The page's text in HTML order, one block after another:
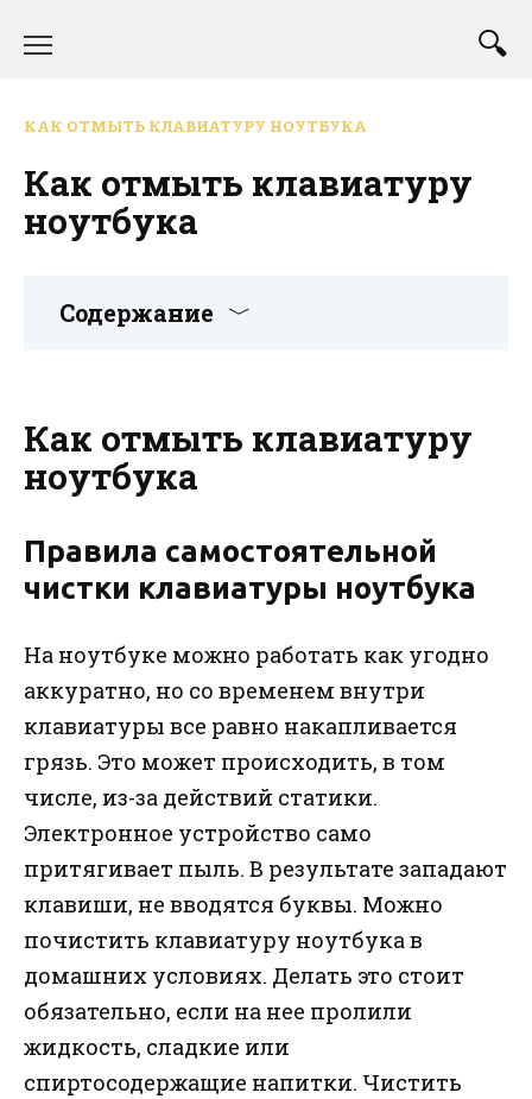
КАК ОТМЫТЬ КЛАВИАТУРУ НОУТБУКА
Как отмыть клавиатуру
ноутбука
Содержание
Как отмыть клавиатуру
ноутбука
Правила самостоятельной
чистки клавиатуры ноутбука
На ноутбуке можно работать как угодно
аккуратно, но со временем внутри
клавиатуры все равно накапливается
грязь. Это может происходить, в том
числе, из-за действий статики.
Электронное устройство само
притягивает пыль. В результате западают
клавиши, не вводятся буквы. Можно
почистить клавиатуру ноутбука в
домашних условиях. Делать это стоит
обязательно, если на нее пролили
жидкость, сладкие или
спиртосодержащие напитки. Чистить